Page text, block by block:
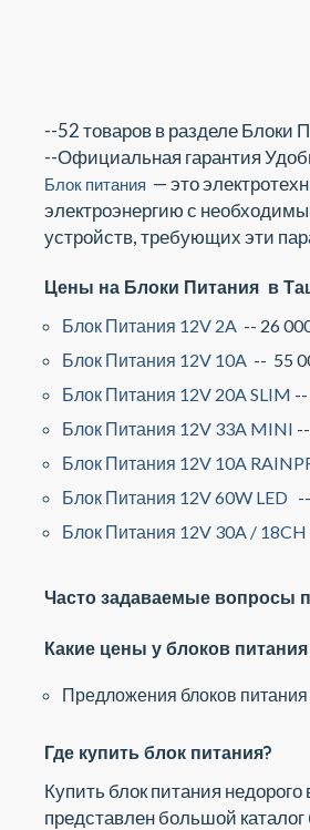
--52 товаров в разделе Блоки
--Официальная гарантия
Блок питания — это
электроэнергию с
устройств, требующих эти
Цены на Блоки Питания в
Блок Питания 12V 2A -- 26
Блок Питания 12V 10A -- 55
Блок Питания 12V 20A SLIM
Блок Питания 12V 33A MINI
Блок Питания 12V 10A
Блок Питания 12V 60W LED
Блок Питания 12V 30A / 18CH
Часто задаваемые вопросы
Какие цены у блоков
Предложения блоков
Где купить блок питания?
Купить блок питания
представлен большой